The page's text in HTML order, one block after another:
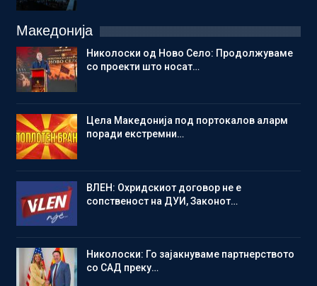
Македонија
Николоски од Ново Село: Продолжуваме
со проекти што носат…
Цела Македонија под портокалов аларм
поради екстремни…
ВЛЕН: Охридскиот договор не е
сопственост на ДУИ, Законот…
Николоски: Го зајакнуваме партнерството
со САД преку…